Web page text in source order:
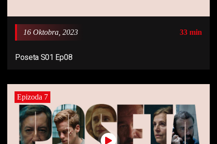
16 Oktobra, 2023 33 min
Poseta S01 Ep08
Epizoda 7